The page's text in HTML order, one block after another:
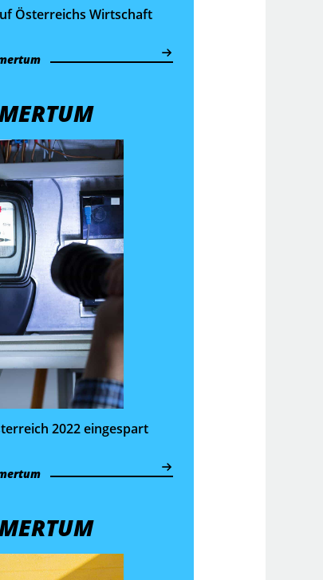
Österreichs Wirtschaft
2022 eingespart